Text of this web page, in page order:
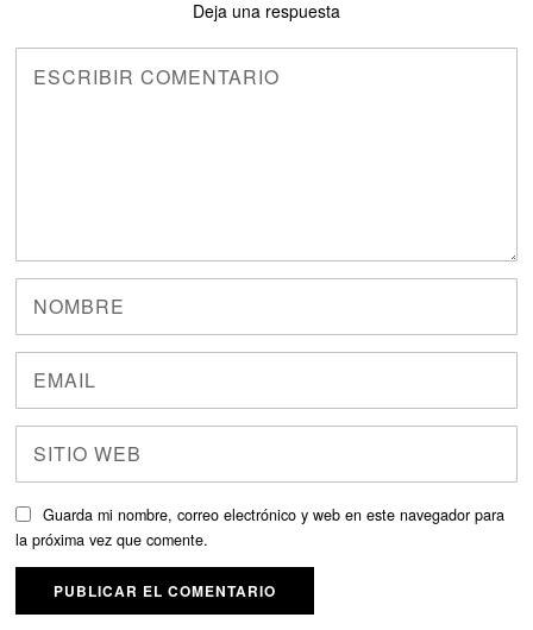
Deja una respuesta
Guarda mi nombre, correo electrónico y web en este navegador para
la próxima vez que comente.